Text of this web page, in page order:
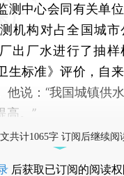
测中心会同有关单
机构对占全国城市
出厂水进行了抽
生标准》评价，自
他说：“我国城镇供
高。”
共计1065字 订阅后继续阅
后获取已订阅的阅读